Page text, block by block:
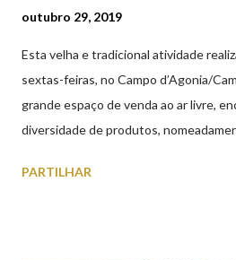
outubro 29, 2019
Esta velha e tradicional atividade
sextas-feiras, no Campo d’Agonia/
grande espaço de venda ao ar livre,
diversidade de produtos,
cobres entre muitos outros. Horário
PARTILHAR